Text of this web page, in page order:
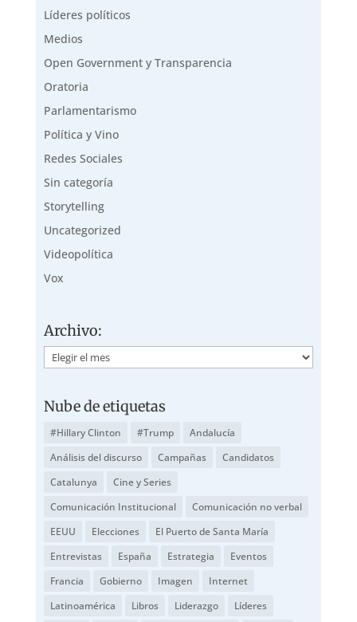
Líderes políticos
Medios
Open Government y Transparencia
Oratoria
Parlamentarismo
Política y Vino
Redes Sociales
Sin categoría
Storytelling
Uncategorized
Videopolítica
Vox
Archivo:
Archivo:
Nube de etiquetas
#Hillary Clinton #Trump
Andalucía
Análisis del discurso
Campañas
Candidatos
Catalunya
Cine y Series
Comunicación Institucional
Comunicación no verbal
EEUU
Elecciones
El Puerto de Santa María
Entrevistas
España Estrategia
Eventos
Francia
Gobierno Imagen
Internet
Latinoamérica
Libros Liderazgo
Líderes